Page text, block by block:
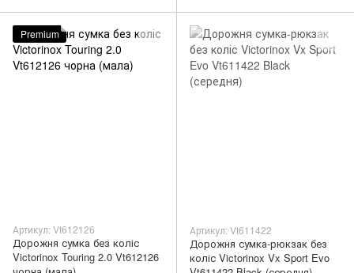
Premium
Артикул: Vt612126
Дорожня сумка без коліс
Victorinox Touring 2.0 Vt612126
Артикул: Vt611422
Дорожня сумка-рюкзак без
коліс Victorinox Vx Sport Evo